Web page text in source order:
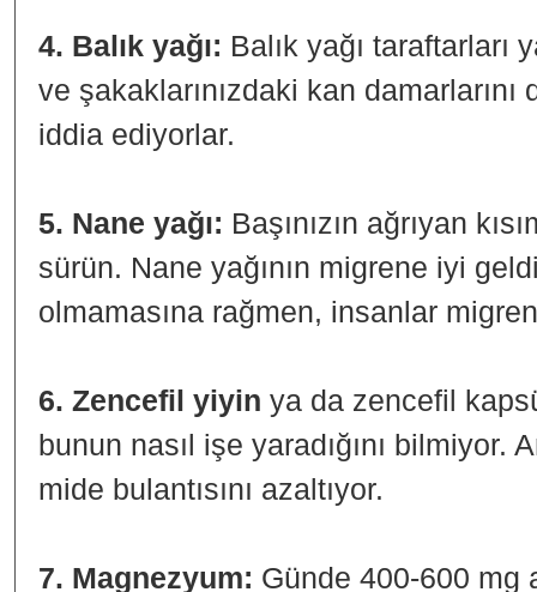
4. Balık yağı: Balık yağı taraftarları
ve şakaklarınızdaki kan damarlarını
iddia ediyorlar.
5. Nane yağı: Başınızın ağrıyan
sürün. Nane yağının migrene iyi
olmamasına rağmen, insanlar
6. Zencefil yiyin ya da zencefil
bunun nasıl işe yaradığını bilmiyor.
mide bulantısını azaltıyor.
7. Magnezyum: Günde 400-600 mg